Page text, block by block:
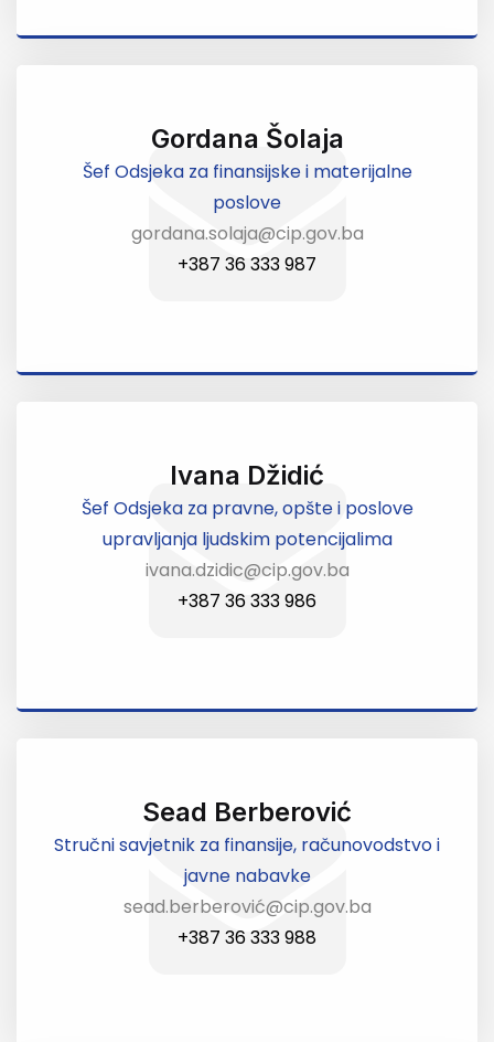
Gordana Šolaja
Šef Odsjeka za finansijske i materijalne
poslove
gordana.solaja@cip.gov.ba
+387 36 333 987
Ivana Džidić
Šef Odsjeka za pravne, opšte i poslove
upravljanja ljudskim potencijalima
ivana.dzidic@cip.gov.ba
+387 36 333 986
Sead Berberović
Stručni savjetnik za finansije, računovodstvo i
javne nabavke
sead.berberović@cip.gov.ba
+387 36 333 988